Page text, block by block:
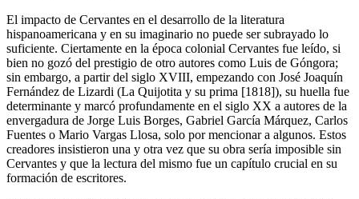
El impacto de Cervantes en el desarrollo de la literatura
hispanoamericana y en su imaginario no puede ser subrayado lo
suficiente. Ciertamente en la época colonial Cervantes fue leído, si
bien no gozó del prestigio de otro autores como Luis de Góngora;
sin embargo, a partir del siglo XVIII, empezando con José Joaquín
Fernández de Lizardi (La Quijotita y su prima [1818]), su huella fue
determinante y marcó profundamente en el siglo XX a autores de la
envergadura de Jorge Luis Borges, Gabriel García Márquez, Carlos
Fuentes o Mario Vargas Llosa, solo por mencionar a algunos. Estos
creadores insistieron una y otra vez que su obra sería imposible sin
Cervantes y que la lectura del mismo fue un capítulo crucial en su
formación de escritores.